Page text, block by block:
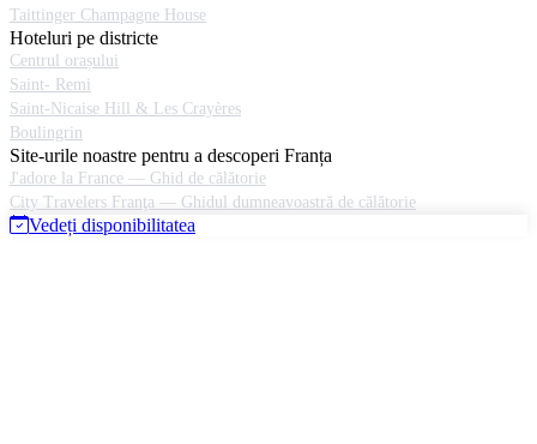
Taittinger Champagne House
Hoteluri pe districte
Centrul orașului
Saint- Remi
Saint-Nicaise Hill & Les Crayères
Boulingrin
Site-urile noastre pentru a descoperi Franța
J'adore la France — Ghid de călătorie
City Travelers Franţa — Ghidul dumneavoastră de călătorie
Vedeți disponibilitatea